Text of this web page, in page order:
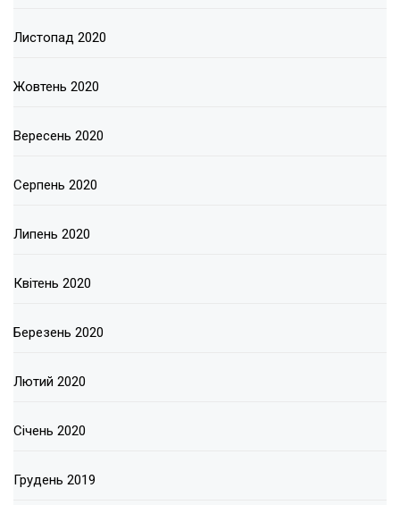
Листопад 2020
Жовтень 2020
Вересень 2020
Серпень 2020
Липень 2020
Квітень 2020
Березень 2020
Лютий 2020
Січень 2020
Грудень 2019